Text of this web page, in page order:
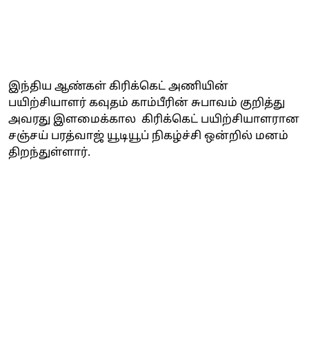
இந்திய ஆண்கள் கிரிக்கெட் அணியின்
பயிற்சியாளர் கவுதம் காம்பீரின் சுபாவம் குறித்து
அவரது இளமைக்கால கிரிக்கெட் பயிற்சியாளரான
சஞ்சய் பரத்வாஜ் யூடியூப் நிகழ்ச்சி ஒன்றில் மனம்
திறந்துள்ளார்.